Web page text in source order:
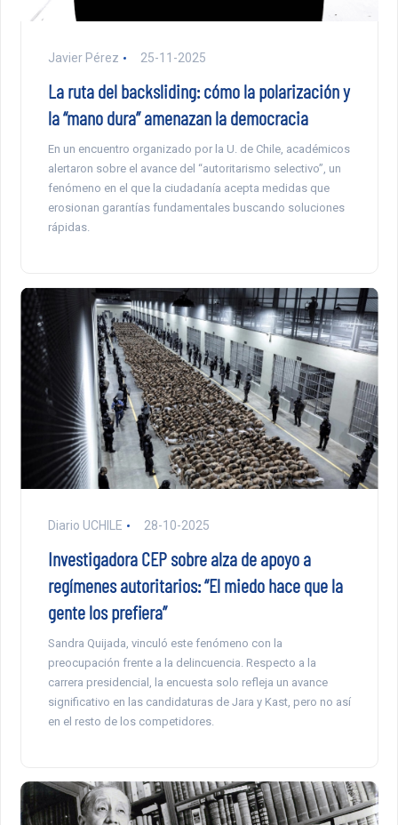
Javier Pérez 25-11-2025
La ruta del backsliding: cómo la polarización y
la “mano dura” amenazan la democracia
En un encuentro organizado por la U. de Chile, académicos
alertaron sobre el avance del “autoritarismo selectivo”, un
fenómeno en el que la ciudadanía acepta medidas que
erosionan garantías fundamentales buscando soluciones
rápidas.
Diario UCHILE 28-10-2025
Investigadora CEP sobre alza de apoyo a
regímenes autoritarios: “El miedo hace que la
gente los prefiera”
Sandra Quijada, vinculó este fenómeno con la
preocupación frente a la delincuencia. Respecto a la
carrera presidencial, la encuesta solo refleja un avance
significativo en las candidaturas de Jara y Kast, pero no así
en el resto de los competidores.